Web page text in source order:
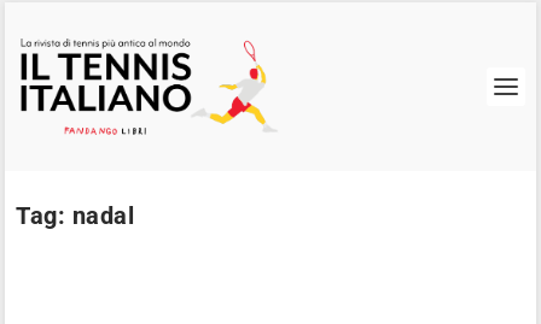
Tag: nadal